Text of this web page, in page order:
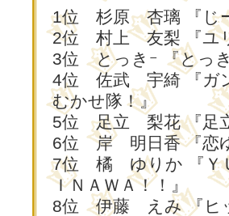
1位 杉原 杏璃 『じ
2位 村上 友梨 『ユ
3位 とっきｰ 『とっ
4位 佐武 宇綺 『ガ
むかせ隊！』
5位 足立 梨花 『足
6位 岸 明日香 『恋
7位 橘 ゆりか 『Ｙ
ＩＮＡＷＡ！！』
8位 伊藤 えみ 『ヒ